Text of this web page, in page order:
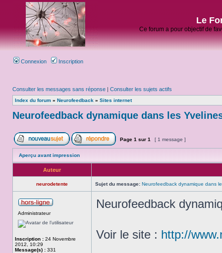
Le
Ce forum a pour objectif de
Connexion Inscription
Consulter les messages sans réponse | Consulter les sujets actifs
Index du forum » Neurofeedback » Sites internet
Neurofeedback dynamique dans les
Page 1 sur 1 [ 1 message ]
Aperçu avant impression
Auteur
neurodetente Sujet du message: Neurofeedback dynamique dans
Administrateur
Inscription : 24 Novembre
2012, 10:29
Message(s) : 331
Neurofeedback
Voir le site : http://